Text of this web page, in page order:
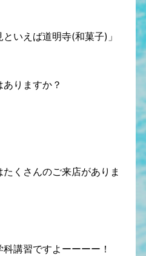
いえば道明寺(和菓子)」
りますか？
くさんのご来店がありま
講習ですよーーーー！